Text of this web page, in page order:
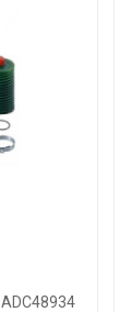
ADC48934